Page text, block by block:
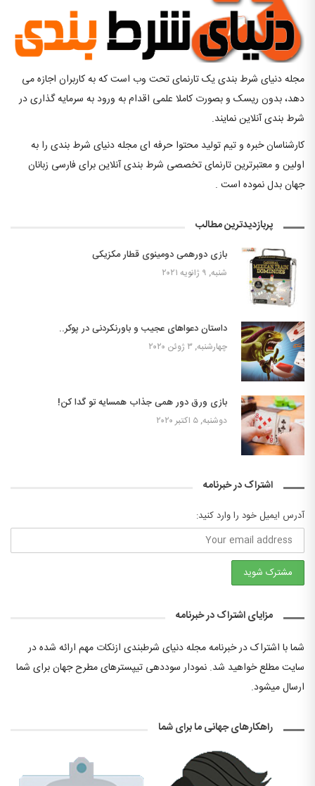
مجله دنیای شرط بندی یک تارنمای تحت وب است که به کاربران اجازه می
دهد، بدون ریسک و بصورت کاملا علمی اقدام به ورود به سرمایه گذاری در
شرط بندی آنلاین نمایند.
کارشناسان خبره و تیم تولید محتوا حرفه ای مجله دنیای شرط بندی را به
اولین و معتبرترین تارنمای تخصصی شرط بندی آنلاین برای فارسی زبانان
جهان بدل نموده است .
پربازدیدترین مطالب
بازی دورهمی دومینوی قطار مکزیکی
شنبه, ۹ ژانویه ۲۰۲۱
داستان دعواهای عجیب و باورنکردنی در پوکر..
چهارشنبه, ۳ ژوئن ۲۰۲۰
بازی ورق دور همی جذاب همسایه تو گدا کن!
دوشنبه, ۵ اکتبر ۲۰۲۰
اشتراک در خبرنامه
آدرس ایمیل خود را وارد کنید:
مزایای اشتراک در خبرنامه
شما با اشتراک در خبرنامه مجله دنیای شرطبندی ازنکات مهم ارائه شده در
سایت مطلع خواهید شد. نمودار سوددهی تیپسترهای مطرح جهان برای شما
ارسال میشود.
راهکارهای جهانی ما برای شما